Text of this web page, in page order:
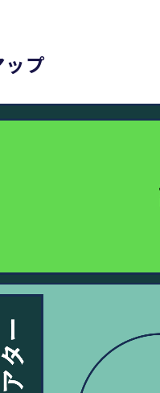
ップ